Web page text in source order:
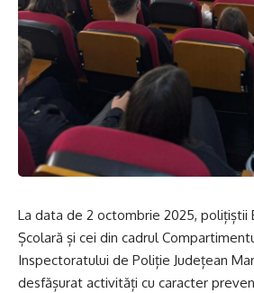
La data de 2 octombrie 2025, polițiștii
Școlară și cei din cadrul
Inspectoratului de Poliție Județean
desfășurat activități cu caracter